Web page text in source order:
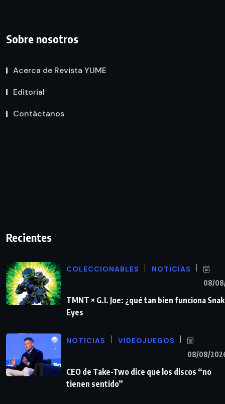
Sobre nosotros
Acerca de Revista YUME
Editorial
Contáctanos
Recientes
COLECCIONABLES NOTICIAS
08/
TMNT × G.I. Joe: ¿qué tan bien funciona
Eyes
NOTICIAS VIDEOJUEGOS
08/08/
CEO de Take-Two dice que los discos “no
tienen sentido”